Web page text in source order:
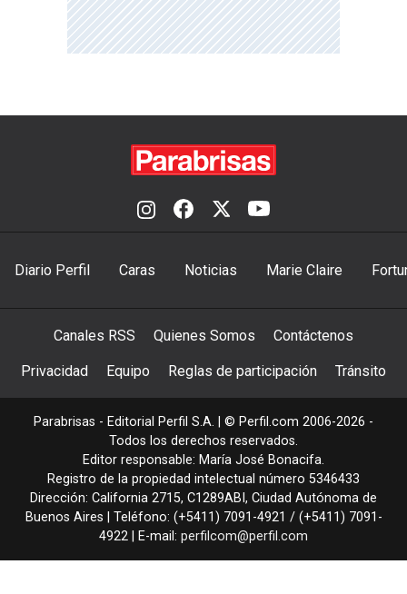
Diario Perfil Caras Noticias Marie Claire
Canales RSS Quienes Somos Contáctenos
Privacidad Equipo Reglas de participación Tránsito
Parabrisas - Editorial Perfil S.A. | © Perfil.com 2006-2026 -
Todos los derechos reservados.
Editor responsable: María José Bonacifa.
Registro de la propiedad intelectual número 5346433
Dirección: California 2715, C1289ABI , Ciudad Autónoma de
Buenos Aires | Teléfono: (+5411) 7091-4921 / (+5411) 7091-
4922 | E-mail: perfilcom@perfil.com